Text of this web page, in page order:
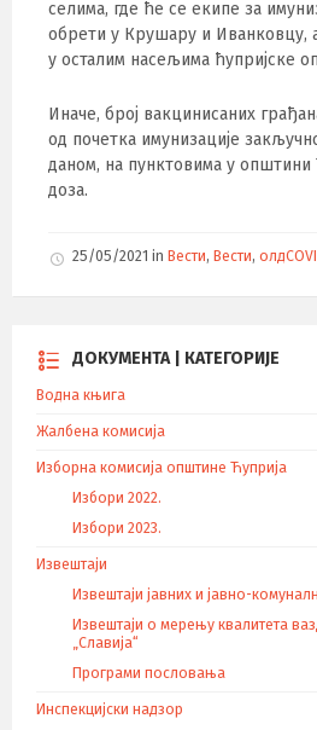
селима, где ће се екипе за
обрети у Крушару и Иванковцу,
у осталим насељима ћупријске
Иначе, број вакцинисаних
од почетка имунизације
даном, на пунктовима у општини
доза.
25/05/2021 in Вести, Вести,
ДОКУМЕНТА | КАТЕГОРИЈЕ
Водна књига
Жалбена комисија
Изборна комисија општине Ћуприја
Избори 2022.
Избори 2023.
Извештаји
Извештаји јавних и јавно-
Извештаји о мерењу квалитета
„Славија“
Програми пословања
Инспекцијски надзор